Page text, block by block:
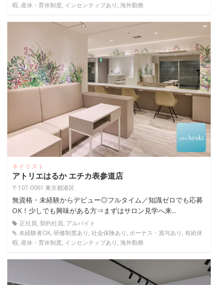
暇, 産休・育休制度, インセンティブあり, 海外勤務
ネイリスト
アトリエはるか エチカ表参道店
〒107-0061 東京都港区
無資格・未経験からデビュー◎フルタイム／知識ゼロでも応募
OK！少しでも興味がある方⇒まずはサロン見学へ来...
正社員, 契約社員, アルバイト
未経験者OK, 研修制度あり, 社会保険あり, ボーナス・賞与あり, 有給休
暇, 産休・育休制度, インセンティブあり, 海外勤務